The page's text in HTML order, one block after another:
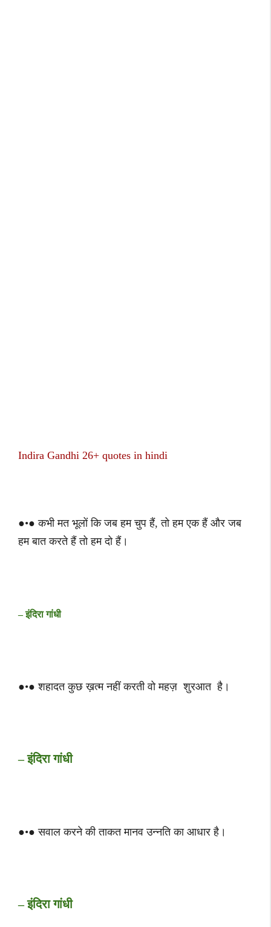
Indira Gandhi 26+ quotes in hindi
●•● कभी मत भूलों कि जब हम चुप हैं, तो हम एक हैं और जब
हम बात करते हैं तो हम दो हैं।
– इंदिरा गांधी
●•● शहादत कुछ ख़त्म नहीं करती वो महज़ शुरआत है।
– इंदिरा गांधी
●•● सवाल करने की ताकत मानव उन्नति का आधार है।
– इंदिरा गांधी